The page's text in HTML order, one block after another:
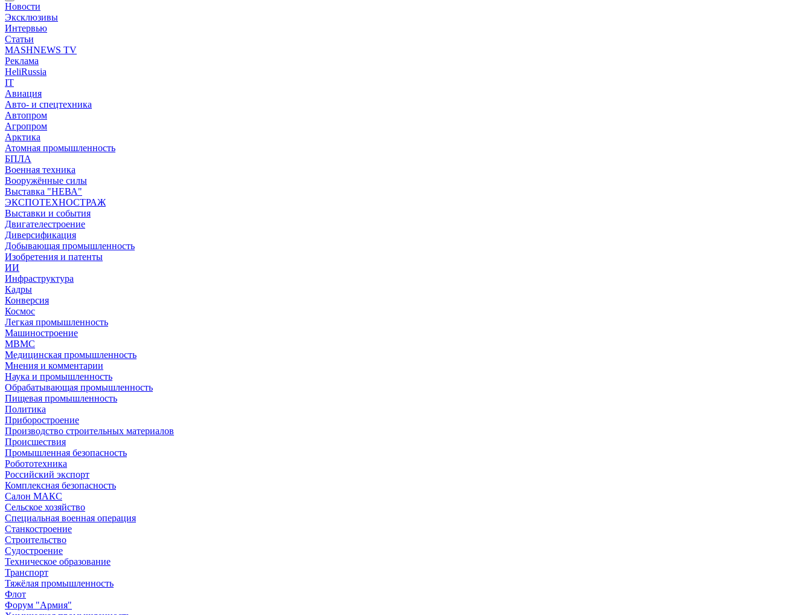
Новости
Эксклюзивы
Интервью
Статьи
MASHNEWS TV
Реклама
HeliRussia
IT
Авиация
Авто- и спецтехника
Автопром
Агропром
Арктика
Атомная промышленность
БПЛА
Военная техника
Вооружённые силы
Выставка "НЕВА"
ЭКСПОТЕХНОСТРАЖ
Выставки и события
Двигателестроение
Диверсификация
Добывающая промышленность
Изобретения и патенты
ИИ
Инфраструктура
Кадры
Конверсия
Космос
Легкая промышленность
Машиностроение
МВМС
Медицинская промышленность
Мнения и комментарии
Наука и промышленность
Обрабатывающая промышленность
Пищевая промышленность
Политика
Приборостроение
Производство строительных материалов
Происшествия
Промышленная безопасность
Робототехника
Российский экспорт
Комплексная безопасность
Салон МАКС
Сельское хозяйство
Специальная военная операция
Станкостроение
Строительство
Судостроение
Техническое образование
Транспорт
Тяжёлая промышленность
Флот
Форум "Армия"